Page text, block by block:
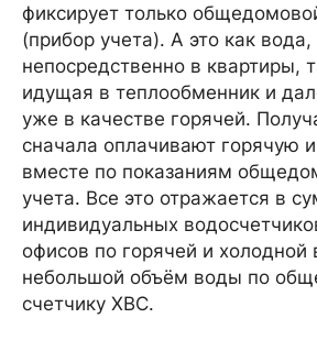
фиксирует только
(прибор учета). А это как
непосредственно в квартиры,
идущая в теплообменник и
уже в качестве горячей.
сначала оплачивают горячую
вместе по показаниям
учета. Все это отражается в
индивидуальных
офисов по горячей и холодной
небольшой объём воды по
счетчику ХВС.